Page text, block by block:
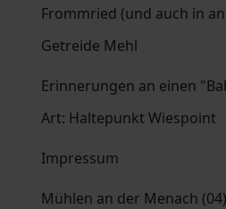
Frommried (und auch in
Getreide Mehl
Erinnerungen an einen
Art: Haltepunkt Wiespoint
Impressum
Mühlen an der Menach